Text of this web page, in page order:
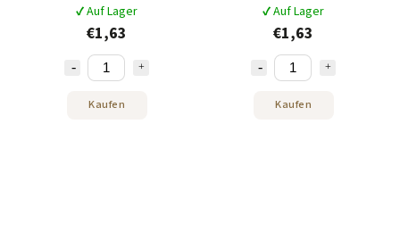
✔ Auf Lager
€1,63
Kaufen
✔ Auf Lager
€1,63
Kaufen